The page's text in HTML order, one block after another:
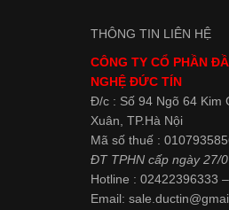
THÔNG TIN LIÊN HỆ
CÔNG TY CỔ PHẦN
NGHỆ ĐỨC TÍN
Đ/c : Số 94 Ngõ 64 Kim
Xuân, TP.Hà Nội
Mã số thuế :
ĐT TPHN cấp ngày 27/
Hotline : 02422396333
Email: